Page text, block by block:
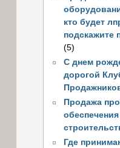
кто будет
подскажите
(5)
С днем
дорогой
Продажа
Где